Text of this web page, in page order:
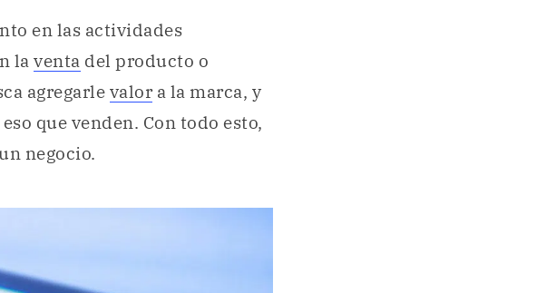
en las actividades
la venta del producto o
agregarle valora la marca, y
que venden. Con todo esto,
negocio.